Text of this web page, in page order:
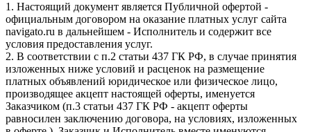
1. Настоящий документ является Публичной офертой -
официальным договором на оказание платных услуг сайта
navigato.ru в дальнейшем - Исполнитель и содержит все
условия предоставления услуг.
2. В соответствии с п.2 статьи 437 ГК РФ, в случае принятия
изложенных ниже условий и расценок на размещение
платных объявлений юридическое или физическое лицо,
производящее акцепт настоящей оферты, именуется
Заказчиком (п.3 статьи 437 ГК РФ - акцепт оферты
равносилен заключению договора, на условиях, изложенных